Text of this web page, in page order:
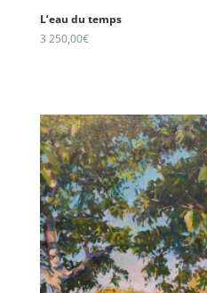
L’eau du temps
3 250,00€